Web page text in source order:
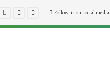
Follow us on social media